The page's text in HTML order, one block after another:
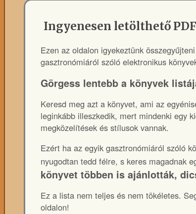
Ingyenesen letölthető
Ezen az oldalon igyekeztünk
gasztronómiáról szóló elektronikus
Görgess lentebb a könyvek
Keresd meg azt a könyvet, ami az
leginkább illeszkedik, mert mindenki egy
megközelítések és stílusok vannak.
Ezért ha az egyik gasztronómiáról szóló
nyugodtan tedd félre, s keres magadnak
könyvet többen is ajánlották,
Ez a lista nem teljes és nem tökéletes.
oldalon!